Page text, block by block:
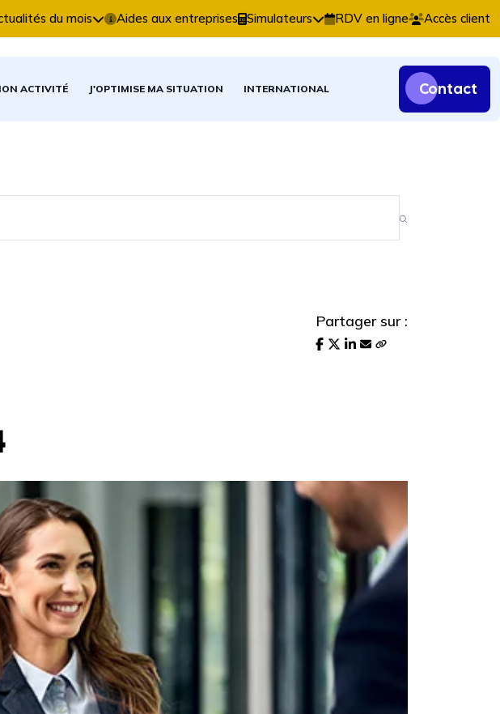
dans vos décisions comptables, fiscales et patrimoniales.
du mois Aides aux entreprises Simulateurs RDV en ligne Accès client
ACTIVITÉ J'OPTIMISE MA SITUATION INTERNATIONAL Contact
Partager sur :